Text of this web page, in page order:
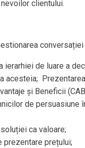
clientului.
ierarhiei de luare a
acesteia;
și Beneficii
de persuasiune
ca valoare;
prezentare prețului;